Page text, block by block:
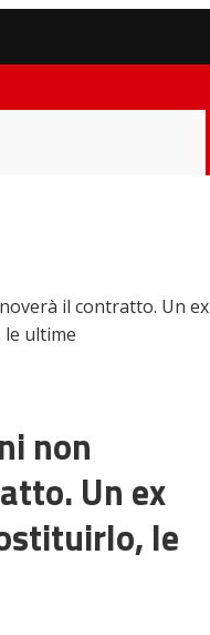
il contratto. Un ex
ultime
non
Un ex
le